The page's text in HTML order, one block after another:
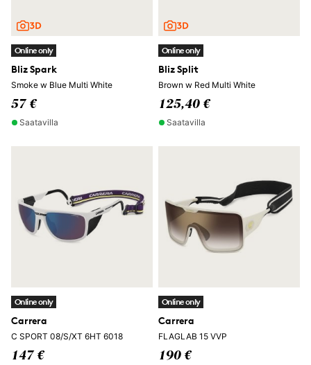
Online only
Bliz Spark
Smoke w Blue Multi White
57 €
Saatavilla
Online only
Bliz Split
Brown w Red Multi White
125,40 €
Saatavilla
Online only
Carrera
C SPORT 08/S/XT 6HT 6018
147 €
Online only
Carrera
FLAGLAB 15 VVP
190 €